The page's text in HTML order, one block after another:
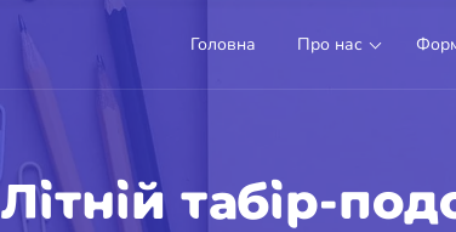
Головна Про нас
Літній табір-